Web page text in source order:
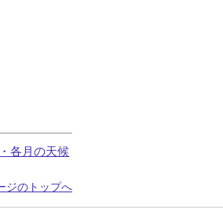
各月の天候
ジのトップへ